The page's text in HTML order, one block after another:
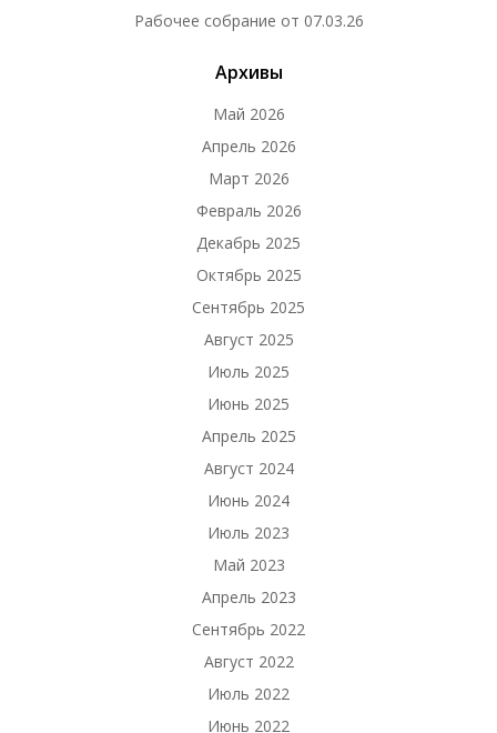
Рабочее собрание от 07.03.26
Архивы
Май 2026
Апрель 2026
Март 2026
Февраль 2026
Декабрь 2025
Октябрь 2025
Сентябрь 2025
Август 2025
Июль 2025
Июнь 2025
Апрель 2025
Август 2024
Июнь 2024
Июль 2023
Май 2023
Апрель 2023
Сентябрь 2022
Август 2022
Июль 2022
Июнь 2022